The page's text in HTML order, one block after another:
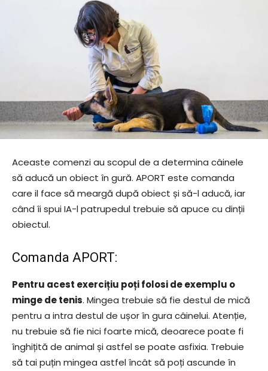
Aceaste comenzi au scopul de a determina câinele
să aducă un obiect în gură. APORT este comanda
care il face să meargă după obiect și să-l aducă, iar
când îi spui IA-l patrupedul trebuie să apuce cu dinții
obiectul.
Comanda APORT:
Pentru acest exercițiu poți folosi de exemplu o
minge de tenis. Mingea trebuie să fie destul de mică
pentru a intra destul de ușor în gura câinelui. Atenție,
nu trebuie să fie nici foarte mică, deoarece poate fi
înghițită de animal și astfel se poate asfixia. Trebuie
să tai puțin mingea astfel încât să poți ascunde în